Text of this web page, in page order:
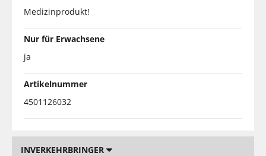
Medizinprodukt!
Nur für Erwachsene
ja
Artikelnummer
4501126032
INVERKEHRBRINGER